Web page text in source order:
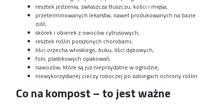
resztek jedzenia, zwłaszcza tłuszczu, kości i mięsa,
przeterminowanych lekarstw, nawet produkowanych na bazie
ziół,
skórek i obierek z owoców cytrusowych,
resztek roślin porażonych chorobami,
liści orzecha włoskiego, buku, liści dębowych,
folii, plastikowych opakowań,
nawozów, które są już nieprzydatne w ogrodzie,
niewykorzystanej cieczy roboczej po zabiegach ochrony roślin.
Co na kompost – to jest ważne